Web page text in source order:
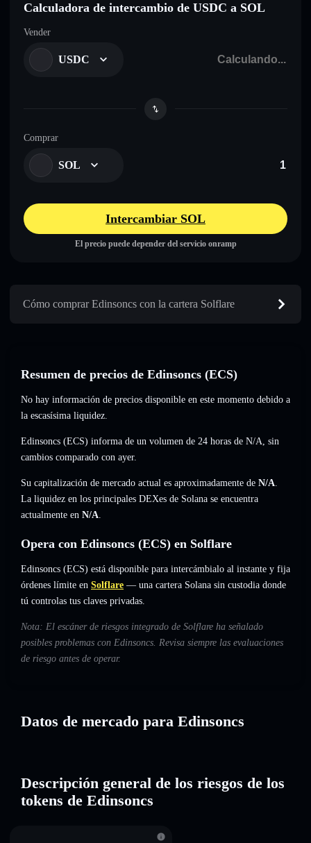
Calculadora de intercambio de USDC a SOL
Vender
USDC
Comprar
SOL
Intercambiar SOL
El precio puede depender del servicio onramp
Cómo comprar Edinsoncs con la cartera Solflare
Resumen de precios de Edinsoncs (ECS)
No hay información de precios disponible en este momento debido a
la escasísima liquidez.
Edinsoncs (ECS) informa de un volumen de 24 horas de N/A, sin
cambios comparado con ayer.
Su capitalización de mercado actual es aproximadamente de N/A.
La liquidez en los principales DEXes de Solana se encuentra
actualmente en N/A.
Opera con Edinsoncs (ECS) en Solflare
Edinsoncs (ECS) está disponible para intercámbialo al instante y fija
órdenes límite en Solflare — una cartera Solana sin custodia donde
tú controlas tus claves privadas.
Nota: El escáner de riesgos integrado de Solflare ha señalado
posibles problemas con Edinsoncs. Revisa siempre las evaluaciones
de riesgo antes de operar.
Datos de mercado para Edinsoncs
Descripción general de los riesgos de los
tokens de Edinsoncs